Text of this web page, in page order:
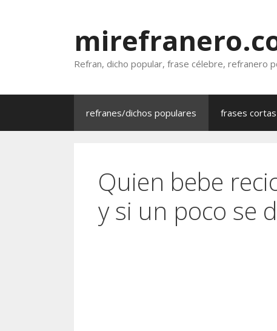
Refran, dicho popular, frase célebre, refranero
refranes/dichos populares frases cortas
Quien bebe
y si un poco se